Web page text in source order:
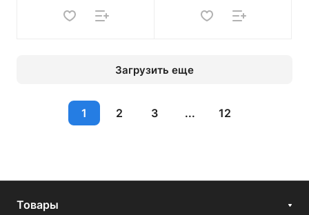
Загрузить еще
1 2 3 ... 12
Товары